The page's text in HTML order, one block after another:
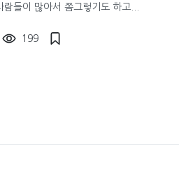
들이 많아서 쫌그렇기도 하고...
199